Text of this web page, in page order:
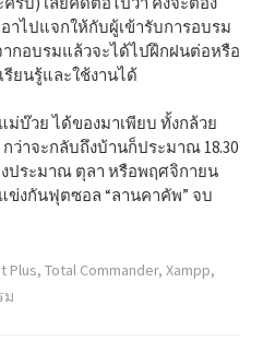
อาไปแจกให้กับผู้เข้ารับการอบรม
กอบรมแล้วจะได้ไปฝึกฝนต่อหรือ
ยนรู้และใช้งานได้
บ๊วย ได้ของมาเพียบ ทั้งกล้วย
ว่าจะกลับถึงบ้านก็ประมาณ 18.30
ประมาณ ตุลา หรือพฤศจิกายน
งกันฟุตซอล “ลานคาคัพ” จบ
Plus, Total Commander, Xampp,
ม